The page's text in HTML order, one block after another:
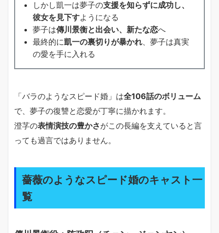
しかし凱一は夢子の支援を知らずに成功し、
彼女を見下すようになる
夢子は傳川景衡と出会い、新たな恋へ
最終的に凱一の裏切りが暴かれ 、夢子は真実
の愛を手に入れる
「バラのようなスピード婚」は全106話のボリューム
で、夢子の復讐と恋愛が丁寧に描かれます。
澄芓の表情演技の豊かさがこの長編を支えていると言
っても過言ではありません。
薔薇のようなスピード婚のキャスト一
覧